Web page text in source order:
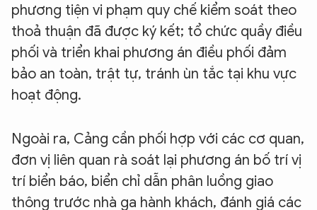
phương tiện vi phạm quy chế kiểm soát theo
thoả thuận đã được ký kết; tổ chức quầy điều
phối và triển khai phương án điều phối đảm
bảo an toàn, trật tự, tránh ùn tắc tại khu vực
hoạt động.
Ngoài ra, Cảng cần phối hợp với các cơ quan,
đơn vị liên quan rà soát lại phương án bố trí vị
trí biển báo, biển chỉ dẫn phân luồng giao
thông trước nhà ga hành khách, đánh giá các